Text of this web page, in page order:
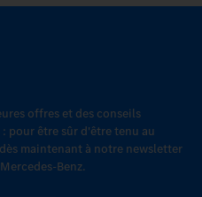
offres et des conseils
pour être sûr d'être tenu au
maintenant à notre newsletter
Benz.